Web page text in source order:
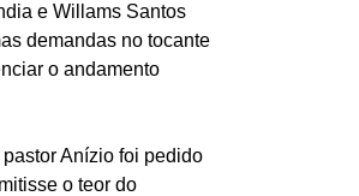
e Willams Santos
demandas no tocante
o andamento
Anízio foi pedido
o teor do